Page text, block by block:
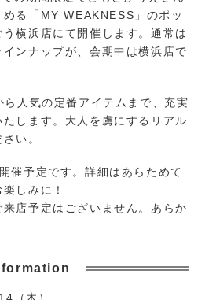
る「MY WEAKNESS」のポッ
横浜店にて開催します。通常は
ンナップが、会期中は横浜店で
人気の定番アイテムまで、充実
します。大人を虜にするリアル
い。
催予定です。詳細はあらためて
しみに！
店予定はございません。あらか